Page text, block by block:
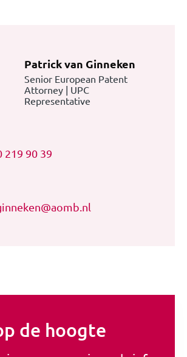
Patrick van Ginneken
Senior European Patent
Attorney | UPC
Representative
219 90 39
de hoogte